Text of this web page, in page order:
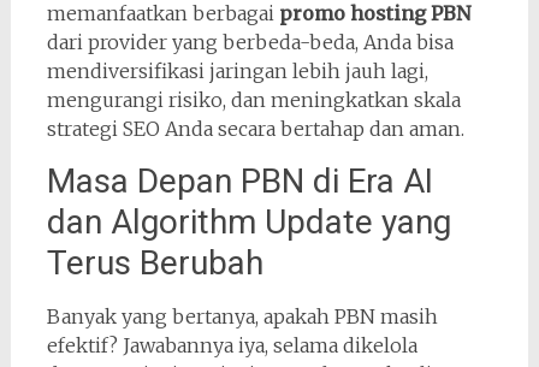
memanfaatkan berbagai promo hosting PBN
dari provider yang berbeda-beda, Anda bisa
mendiversifikasi jaringan lebih jauh lagi,
mengurangi risiko, dan meningkatkan skala
strategi SEO Anda secara bertahap dan aman.
Masa Depan PBN di Era AI
dan Algorithm Update yang
Terus Berubah
Banyak yang bertanya, apakah PBN masih
efektif? Jawabannya iya, selama dikelola